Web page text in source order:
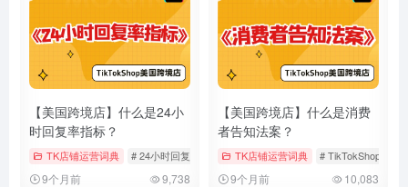
【美国跨境店】什么是24小
时回复率指标？
TK店铺运营词典 # 24小时回复率 # TikTokShop # 客户服务
9个月前 9,738
【美国跨境店】什么是消费
者告知法案？
TK店铺运营词典 # TikTokShop
9个月前 10,083